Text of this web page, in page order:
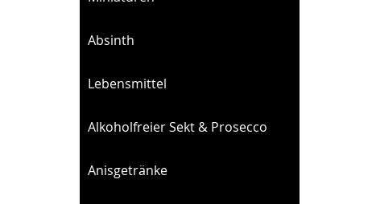
Absinth
Lebensmittel
Alkoholfreier Sekt & Prosecco
Anisgetränke